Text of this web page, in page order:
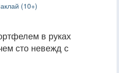
(10+)
в руках
сто невежд с